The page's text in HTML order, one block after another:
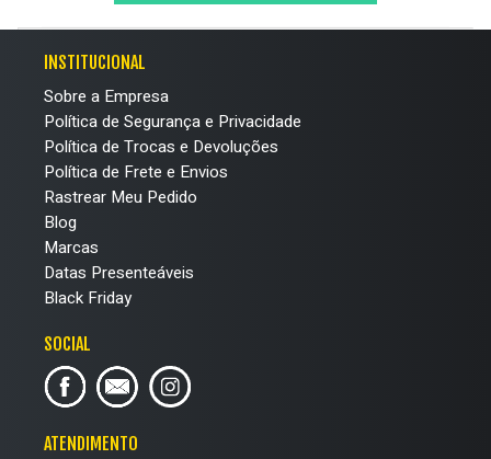
INSTITUCIONAL
Sobre a Empresa
Política de Segurança e Privacidade
Política de Trocas e Devoluções
Política de Frete e Envios
Rastrear Meu Pedido
Blog
Marcas
Datas Presenteáveis
Black Friday
SOCIAL
ATENDIMENTO